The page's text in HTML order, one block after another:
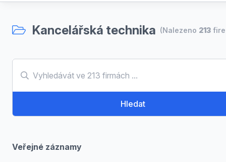
Kancelářská technika (Nalezeno 213
Hledat
Veřejné záznamy